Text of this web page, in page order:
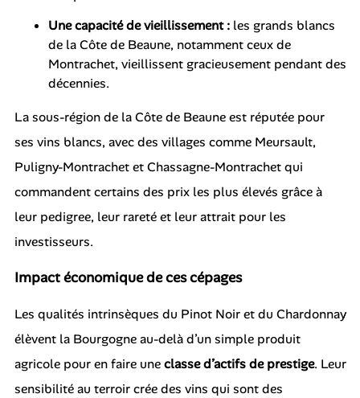
Une capacité de vieillissement :les grands blancs
de la Côte de Beaune, notamment ceux de
Montrachet, vieillissent gracieusement pendant des
décennies.
La sous-région de la Côte de Beaune est réputée pour
ses vins blancs, avec des villages comme Meursault,
Puligny-Montrachet et Chassagne-Montrachet qui
commandent certains des prix les plus élevés grâce à
leur pedigree, leur rareté et leur attrait pour les
investisseurs.
Impact économique de ces cépages
Les qualités intrinsèques du Pinot Noir et du Chardonnay
élèvent la Bourgogne au-delà d’un simple produit
agricole pour en faire uneclasse d’actifs de prestige. Leur
sensibilité au terroir crée des vins qui sont des